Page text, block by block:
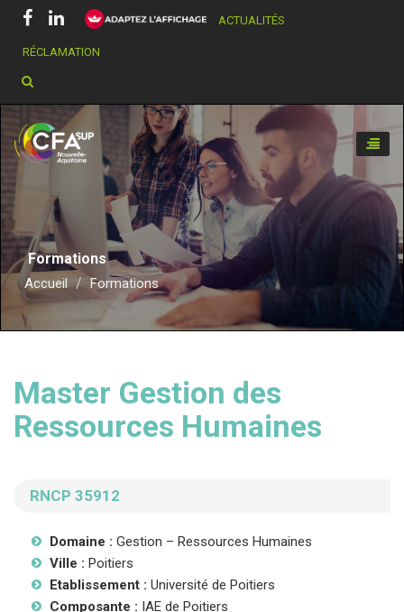
ACTUALITÉS
RÉCLAMATION
Chercher dans ce site
Toggle
Formations
Accueil Formations
Master Gestion des
Ressources Humaines
RNCP 35912
Domaine : Gestion – Ressources Humaines
Ville : Poitiers
Etablissement : Université de Poitiers
Composante : IAE de Poitiers